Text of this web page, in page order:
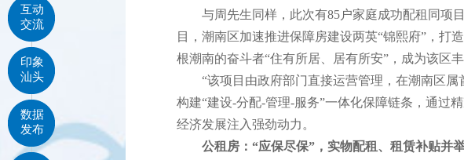
与周先生同样，此次有85户家庭成功配租同项目
目，潮南区加速推进保障房建设两英“锦熙府”，打
根潮南的奋斗者“住有所居、居有所安”，成为该区
“该项目由政府部门直接运营管理，在潮南区属
构建“建设-分配-管理-服务”一体化保障链条，通过
经济发展注入强劲动力。
公租房：“应保尽保”，实物配租、租赁补贴并
互动
交流
印象
汕头
数据
发布